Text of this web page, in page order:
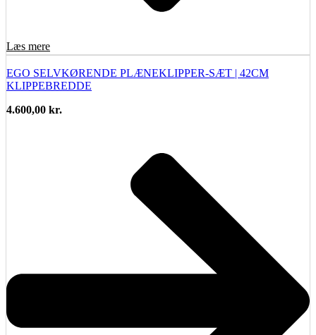
Læs mere
EGO SELVKØRENDE PLÆNEKLIPPER-SÆT | 42CM
KLIPPEBREDDE
4.600,00 kr.